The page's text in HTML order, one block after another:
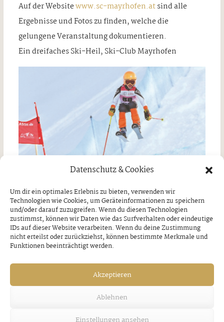
Datenschutz & Cookies
Um dir ein optimales Erlebnis zu bieten, verwenden wir
Technologien wie Cookies, um Geräteinformationen zu speichern
und/oder darauf zuzugreifen. Wenn du diesen Technologien
zustimmst, können wir Daten wie das Surfverhalten oder eindeutige
IDs auf dieser Website verarbeiten. Wenn du deine Zustimmung
nicht erteilst oder zurückziehst, können bestimmte Merkmale und
Funktionen beeinträchtigt werden.
Akzeptieren
Ablehnen
Einstellungen ansehen
Auf der Websitewww.sc-mayrhofen.atsind alle
Ergebnisse und Fotos zu finden, welche die
gelungene Veranstaltung dokumentieren.
Ein dreifaches Ski-Heil, Ski-Club Mayrhofen
VORHERIGER BEITRAG
DVD „Das große
Abschiedskonzert“
NÄCHSTER BEITRAG
Langlauf
Geschicklichkeitsbew
Mittwoch, 25. Januar 2023